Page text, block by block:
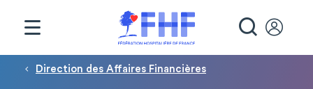
Fil d'Ariane
Direction des Affaires Financières
Panneau de gestion des cookies